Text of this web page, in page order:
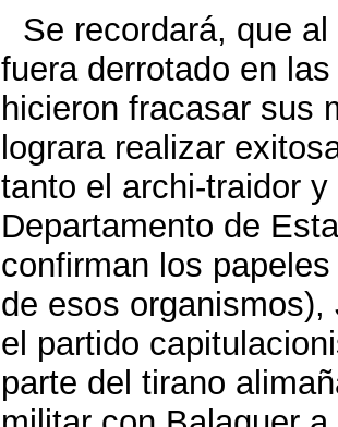
Se recordará, que
fuera derrotado en
hicieron fracasar sus
lograra realizar
tanto el archi-traidor
Departamento de
confirman los
de esos
el partido
parte del tirano